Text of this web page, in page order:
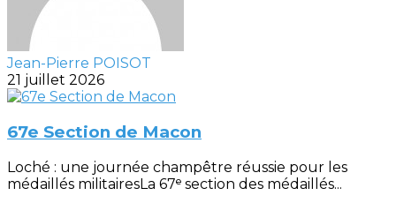
Jean-Pierre POISOT
21 juillet 2026
67e Section de Macon
Loché : une journée champêtre réussie pour les
médaillés militairesLa 67ᵉ section des médaillés...